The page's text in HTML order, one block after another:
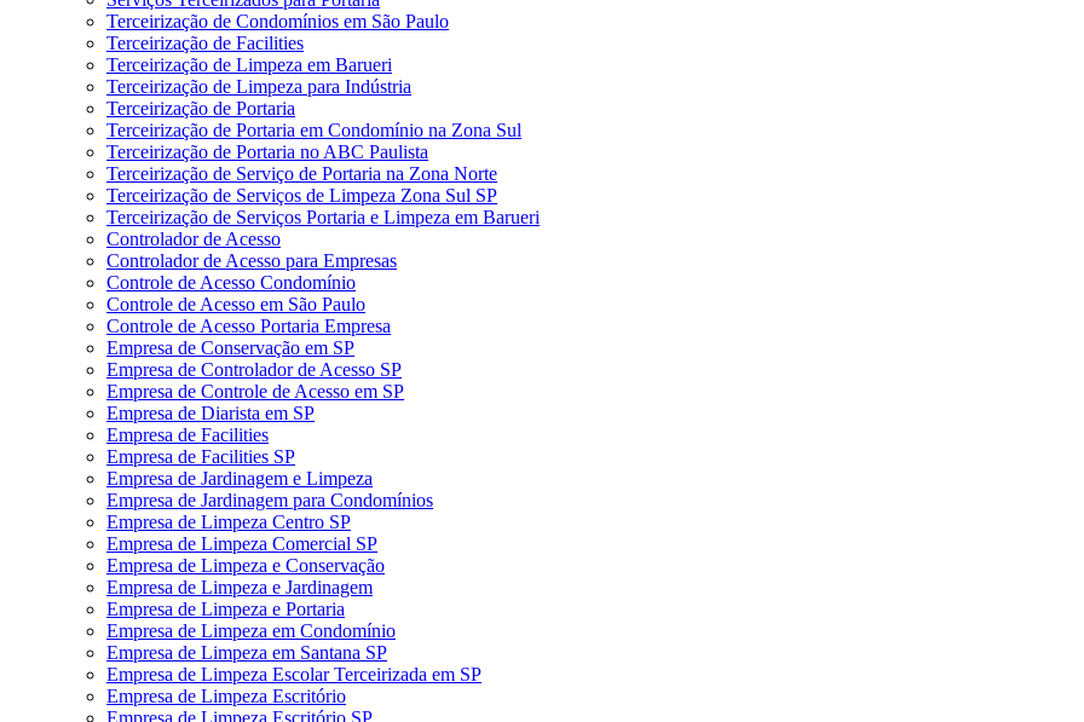
Terceirização de Condomínios em São Paulo
Terceirização de Facilities
Terceirização de Limpeza em Barueri
Terceirização de Limpeza para Indústria
Terceirização de Portaria
Terceirização de Portaria em Condomínio na Zona Sul
Terceirização de Portaria no ABC Paulista
Terceirização de Serviço de Portaria na Zona Norte
Terceirização de Serviços de Limpeza Zona Sul SP
Terceirização de Serviços Portaria e Limpeza em Barueri
Controlador de Acesso
Controlador de Acesso para Empresas
Controle de Acesso Condomínio
Controle de Acesso em São Paulo
Controle de Acesso Portaria Empresa
Empresa de Conservação em SP
Empresa de Controlador de Acesso SP
Empresa de Controle de Acesso em SP
Empresa de Diarista em SP
Empresa de Facilities
Empresa de Facilities SP
Empresa de Jardinagem e Limpeza
Empresa de Jardinagem para Condomínios
Empresa de Limpeza Centro SP
Empresa de Limpeza Comercial SP
Empresa de Limpeza e Conservação
Empresa de Limpeza e Jardinagem
Empresa de Limpeza e Portaria
Empresa de Limpeza em Condomínio
Empresa de Limpeza em Santana SP
Empresa de Limpeza Escolar Terceirizada em SP
Empresa de Limpeza Escritório
Empresa de Limpeza Escritório SP